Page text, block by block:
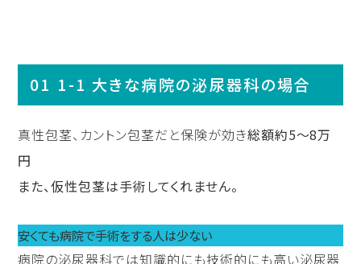
1-1 大きな病院の泌尿器科の場合
真性包茎、カントン包茎だと保険が効き総額約5〜8万
円
また、仮性包茎は手術してくれません。
安くても病院で手術をする人は少ない
病院の泌尿器科では知識的にも技術的にも高い泌尿器